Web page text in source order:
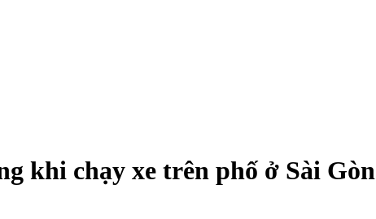
khi chạy xe trên phố ở Sài Gòn